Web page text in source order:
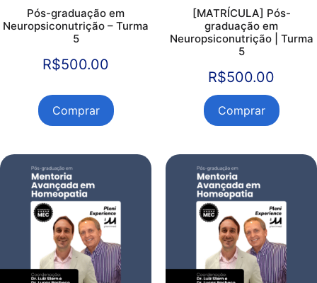
Pós-graduação em
Neuropsiconutrição – Turma
5
R$500.00
Comprar
[MATRÍCULA] Pós-
graduação em
Neuropsiconutrição | Turma
5
R$500.00
Comprar